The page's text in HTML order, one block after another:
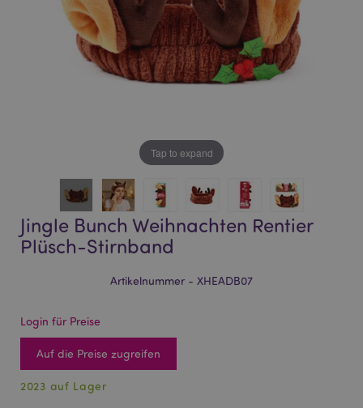
Tap to expand
Jingle Bunch Weihnachten Rentier
Plüsch-Stirnband
Artikelnummer - XHEADB07
Login für Preise
Auf die Preise zugreifen
2023 auf Lager